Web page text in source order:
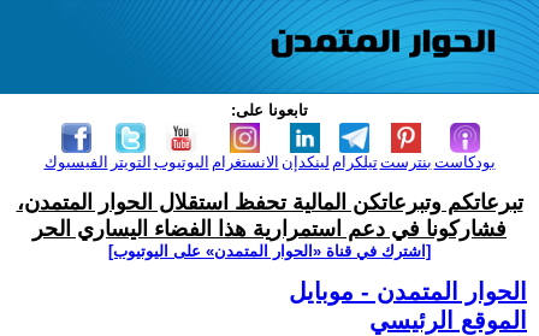
تابعونا على:
الفيسبوك التويتر اليوتيوب الانستغرام لينكدإن تيلكرامبنترست بودكاست
تبرعاتكم وتبرعاتكن المالية تحفظ استقلال الحوار المتمدن،
فشاركونا في دعم استمرارية هذا الفضاء اليساري الحر
[اشترك في قناة ‫«الحوار المتمدن» على اليوتيوب]
الحوار المتمدن - موبايل
الموقع الرئيسي